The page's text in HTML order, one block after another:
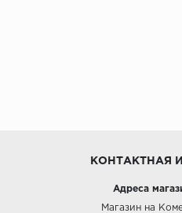
КОНТАКТНАЯ
Адреса
Магазин на